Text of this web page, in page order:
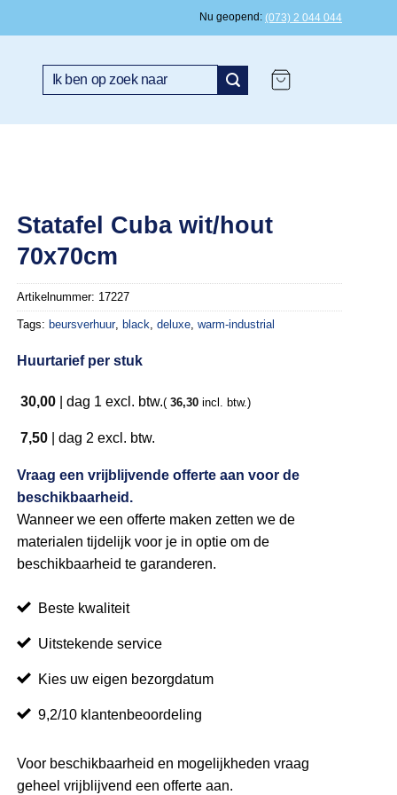
Nu geopend (073) 2 044 044
Zoeken
Statafel Cuba wit/hout
70x70cm
Artikelnummer: 17227
Tags: beursverhuur, black,deluxe,warm-industrial
Huurtarief per stuk
30,00 |dag 1 excl. btw.( 36,30 incl. btw.)
7,50 |dag 2 excl. btw.
Vraag een vrijblijvende offerte aan voor de
beschikbaarheid.
Wanneer we een offerte maken zetten we de
materialen tijdelijk voor je in optie om de
beschikbaarheid te garanderen.
Beste kwaliteit
Uitstekende service
Kies uw eigen bezorgdatum
9,2/10 klantenbeoordeling
Voor beschikbaarheid en mogelijkheden vraag
geheel vrijblijvend een offerte aan.